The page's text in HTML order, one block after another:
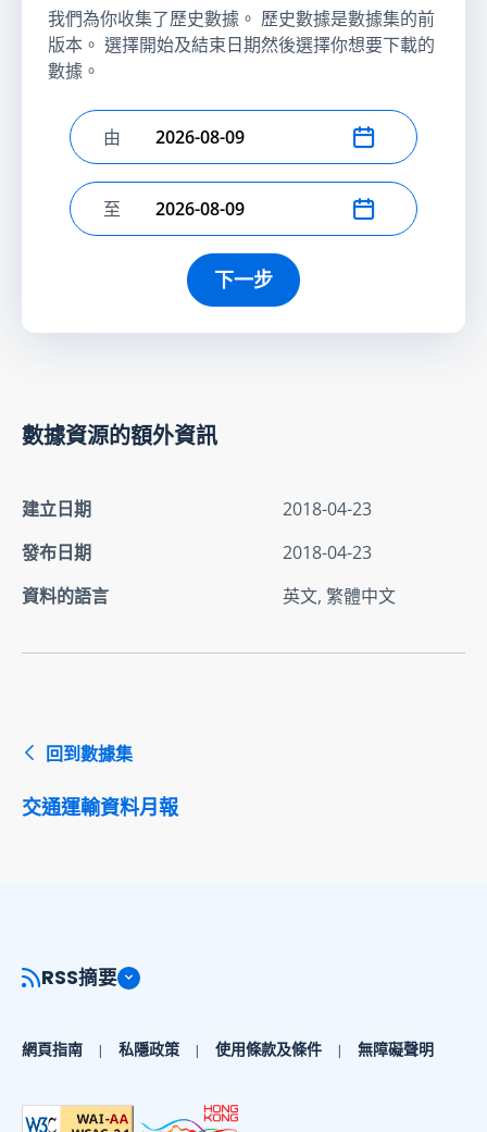
我們為你收集了歷史數據。 歷史數據是數據集的前
版本。 選擇開始及結束日期然後選擇你想要下載的
數據。
選擇開始日期
由
選擇結束日期
至
下一步
數據資源的額外資訊
建立日期
2018-04-23
發布日期
2018-04-23
資料的語言
英文, 繁體中文
回到數據集
交通運輸資料月報
RSS摘要
網頁指南 私隱政策 使用條款及條件 無障礙聲明